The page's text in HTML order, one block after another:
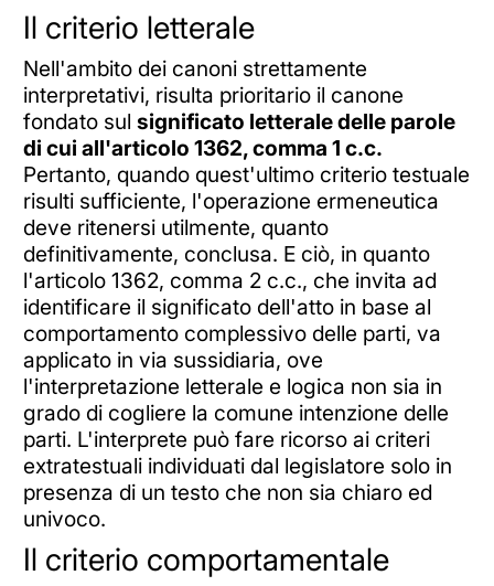
Il criterio letterale
Nell'ambito dei canoni strettamente
interpretativi, risulta prioritario il canone
fondato sul significato letterale delle parole
di cui all'articolo 1362, comma 1 c.c.
Pertanto, quando quest'ultimo criterio testuale
risulti sufficiente, l'operazione ermeneutica
deve ritenersi utilmente, quanto
definitivamente, conclusa. E ciò, in quanto
l'articolo 1362, comma 2 c.c., che invita ad
identificare il significato dell'atto in base al
comportamento complessivo delle parti, va
applicato in via sussidiaria, ove
l'interpretazione letterale e logica non sia in
grado di cogliere la comune intenzione delle
parti. L'interprete può fare ricorso ai criteri
extratestuali individuati dal legislatore solo in
presenza di un testo che non sia chiaro ed
univoco.
Il criterio comportamentale